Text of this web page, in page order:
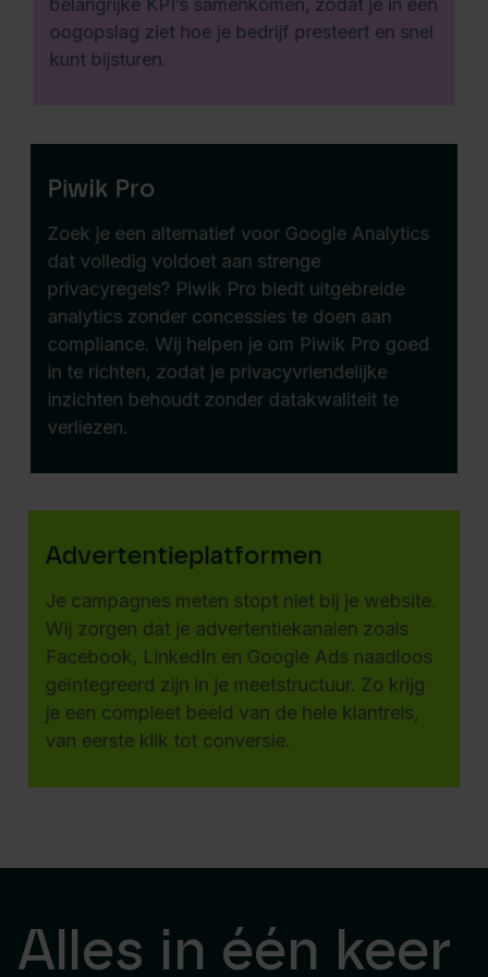
belangrijke KPI’s samenkomen, zodat je in één
oogopslag ziet hoe je bedrijf presteert en snel
kunt bijsturen.
Piwik Pro
Zoek je een alternatief voor Google Analytics
dat volledig voldoet aan strenge
privacyregels? Piwik Pro biedt uitgebreide
analytics zonder concessies te doen aan
compliance. Wij helpen je om Piwik Pro goed
in te richten, zodat je privacyvriendelijke
inzichten behoudt zonder datakwaliteit te
verliezen.
Advertentieplatformen
Je campagnes meten stopt niet bij je website.
Wij zorgen dat je advertentiekanalen zoals
Facebook, LinkedIn en Google Ads naadloos
geïntegreerd zijn in je meetstructuur. Zo krijg
je een compleet beeld van de hele klantreis,
van eerste klik tot conversie.
Alles in één keer